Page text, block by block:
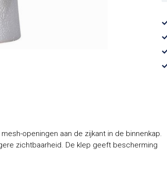
openingen aan de zijkant in de binnenkap.
zichtbaarheid. De klep geeft bescherming